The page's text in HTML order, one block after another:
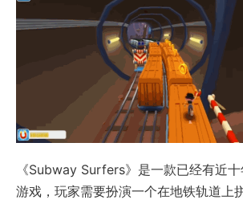
《Subway Surfers》是一款已经有近
游戏，玩家需要扮演一个在地铁轨道上